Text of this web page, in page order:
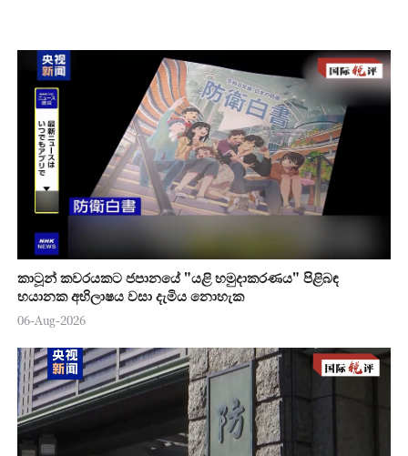
කාටූන් කවරයකට ජපානයේ "යළි හමුදාකරණය" පිළිබඳ
භයානක අභිලාෂය වසා දැමිය නොහැක
06-Aug-2026